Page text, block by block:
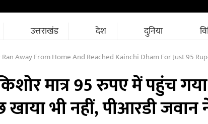
उत्तराखंड देश दुनिया
From Home And Reached Kainchi Dham For Just 95 Rupees Did Not Eat Anything For 6 Days
मात्र 95 रुपए में पहुंच
भी नहीं, पीआरडी जवान